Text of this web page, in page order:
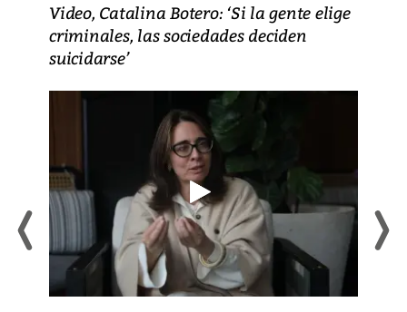
Video, Catalina Botero: ‘Si la gente elige
criminales, las sociedades deciden
suicidarse’